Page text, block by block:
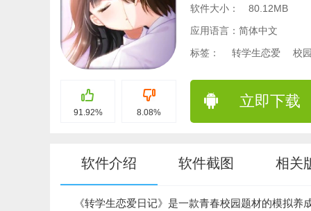
91.92% 8.08%
软件大小：
80.12MB
应用语言：简体中文
标签：
转学生恋爱 校
立即下载
软件介绍 软件截图 相关
《转学生恋爱日记》是一款青春校园题材的模拟